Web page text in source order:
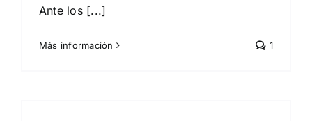
Ante los [...]
Más información 1